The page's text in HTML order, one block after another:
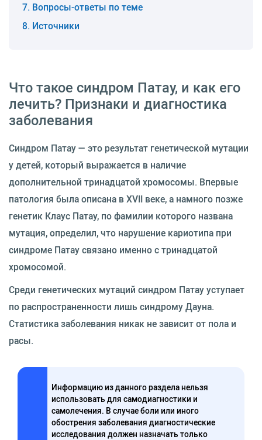
Вопросы-ответы по теме
Источники
Что такое синдром Патау, и как его
лечить? Признаки и диагностика
заболевания
Синдром Патау — это результат генетической мутации
у детей, который выражается в наличие
дополнительной тринадцатой хромосомы. Впервые
патология была описана в XVII веке, а намного позже
генетик Клаус Патау, по фамилии которого названа
мутация, определил, что нарушение кариотипа при
синдроме Патау связано именно с тринадцатой
хромосомой.
Среди генетических мутаций синдром Патау уступает
по распространенности лишь синдрому Дауна.
Статистика заболевания никак не зависит от пола и
расы.
Информацию из данного раздела нельзя
использовать для самодиагностики и
самолечения. В случае боли или иного
обострения заболевания диагностические
исследования должен назначать только